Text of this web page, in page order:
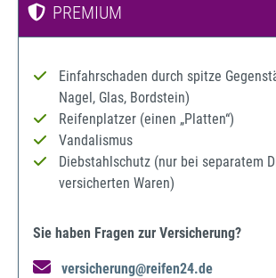
PREMIUM
Einfahrschaden durch spitze
Nagel, Glas, Bordstein)
Reifenplatzer (einen „Platten“)
Vandalismus
Diebstahlschutz (nur bei separatem
versicherten Waren)
Sie haben Fragen zur Versicherung?
versicherung@reifen24.de